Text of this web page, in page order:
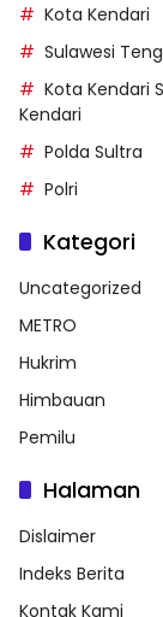
Kota Kendari
Sulawesi
Kota Kendari
Kendari
Polda Sultra
Polri
Kategori
Uncategorized
METRO
Hukrim
Himbauan
Pemilu
Halaman
Dislaimer
Indeks Berita
Kontak Kami